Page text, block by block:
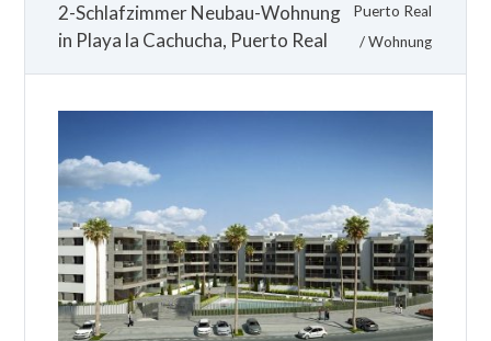
2-Schlafzimmer Neubau-Wohnung
in Playa la Cachucha, Puerto Real
Puerto Real
/Wohnung